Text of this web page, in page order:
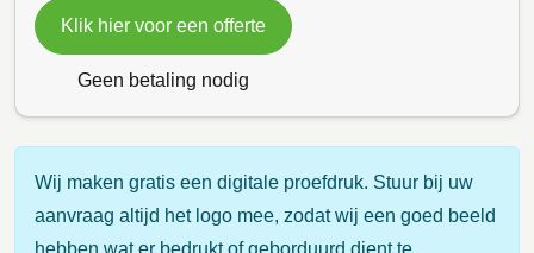
Klik hier voor een offerte
Geen betaling nodig
Wij maken gratis een digitale proefdruk. Stuur bij uw
aanvraag altijd het logo mee, zodat wij een goed beeld